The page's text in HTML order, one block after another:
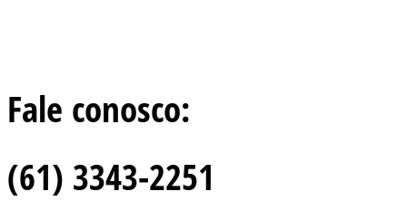
Fale conosco:
(61) 3343-2251